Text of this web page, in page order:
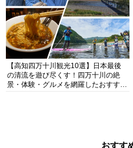
【高知四万十川観光10選】日本最後
の清流を遊び尽くす！四万十川の絶
景・体験・グルメを網羅したおすすめ
おすす